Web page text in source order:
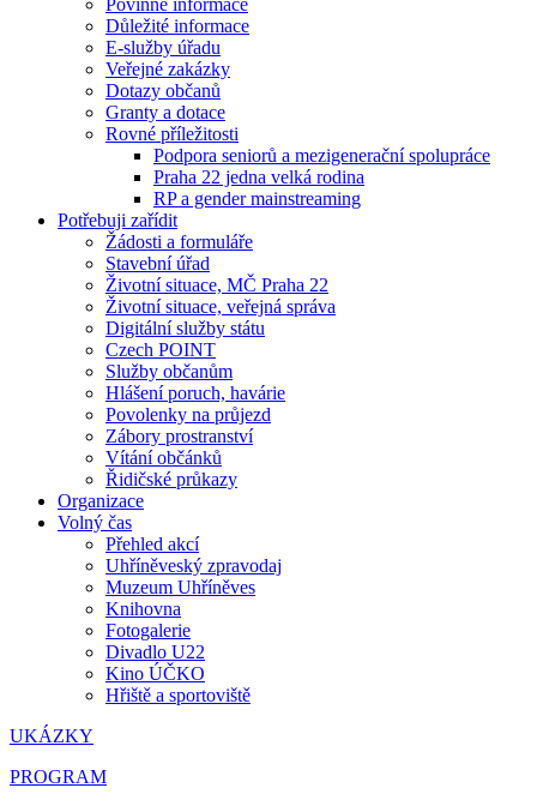
Povinné informace
Důležité informace
E-služby úřadu
Veřejné zakázky
Dotazy občanů
Granty a dotace
Rovné příležitosti
Podpora seniorů a mezigenerační spolupráce
Praha 22 jedna velká rodina
RP a gender mainstreaming
Potřebuji zařídit
Žádosti a formuláře
Stavební úřad
Životní situace, MČ Praha 22
Životní situace, veřejná správa
Digitální služby státu
Czech POINT
Služby občanům
Hlášení poruch, havárie
Povolenky na průjezd
Zábory prostranství
Vítání občánků
Řidičské průkazy
Organizace
Volný čas
Přehled akcí
Uhříněveský zpravodaj
Muzeum Uhříněves
Knihovna
Fotogalerie
Divadlo U22
Kino ÚČKO
Hřiště a sportoviště
UKÁZKY
PROGRAM